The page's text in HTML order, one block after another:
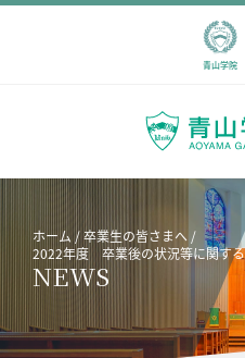
青山学院
ホーム
卒業生の皆さまへ
2022年度 卒業後の状況等に関す
NEWS